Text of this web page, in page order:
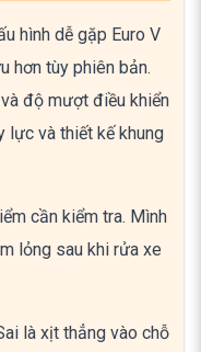
hình dễ gặp Euro V
hơn tùy phiên bản.
độ mượt điều khiển
lực và thiết kế khung
cần kiểm tra. Mình
lỏng sau khi rửa xe
là xịt thẳng vào chỗ